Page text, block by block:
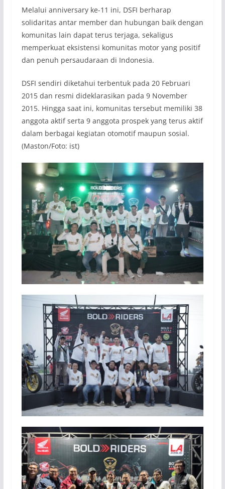
Melalui anniversary ke-11 ini, DSFI berharap
solidaritas antar member dan hubungan baik dengan
komunitas lain dapat terus terjaga, sekaligus
memperkuat eksistensi komunitas motor yang positif
dan penuh persaudaraan di Indonesia.
DSFI sendiri diketahui terbentuk pada 20 Februari
2015 dan resmi dideklarasikan pada 9 November
2015. Hingga saat ini, komunitas tersebut memiliki 38
anggota aktif serta 9 anggota prospek yang terus aktif
dalam berbagai kegiatan otomotif maupun sosial.
(Maston/Foto: ist)